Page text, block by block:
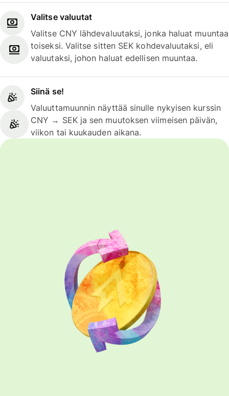
Valitse valuutat
Valitse CNY lähdevaluutaksi, jonka haluat muuntaa
toiseksi. Valitse sitten SEK kohdevaluutaksi, eli
valuutaksi, johon haluat edellisen muuntaa.
Siinä se!
Valuuttamuunnin näyttää sinulle nykyisen kurssin
CNY → SEK ja sen muutoksen viimeisen päivän,
viikon tai kuukauden aikana.